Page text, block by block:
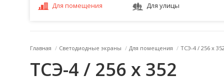
Для помещения Для улицы
Главная / Светодиодные экраны / Для помещения / ТСЭ-4 / 256 x
ТСЭ-4 / 256 x 352